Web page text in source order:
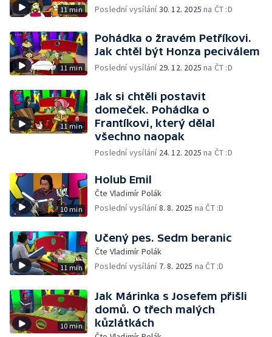
11 min Poslední vysílání30. 12. 2025 na ČT :D
11 min
Pohádka o žravém Petříkovi.
Jak chtěl být Honza peciválem
Poslední vysílání 29. 12. 2025 na ČT :D
11 min
Jak si chtěli postavit
domeček. Pohádka o
Frantíkovi, který dělal
všechno naopak
Poslední vysílání 24. 12. 2025 na ČT :D
10 min
Holub Emil
Čte Vladimír Polák
Poslední vysílání8. 8. 2025 na ČT :D
11 min
Učený pes. Sedm beranic
Čte Vladimír Polák
Poslední vysílání 7. 8. 2025 na ČT :D
10 min
Jak Márinka s Josefem přišli
domů. O třech malých
kůzlátkách